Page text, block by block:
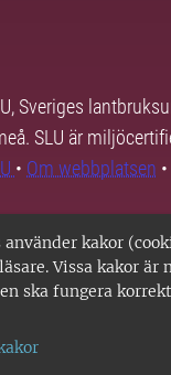
kakor
Vissa kakor är
ska fungera
Sveriges
SLU är
• Om webbplatsen •